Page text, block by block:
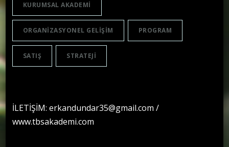
KURUMSAL AKADEMI
ORGANIZASYONEL GELIŞIM PROGRAM
SATIŞ STRATEJI
İLETİŞİM: erkandundar35@gmail.com /
www.tbsakademi.com